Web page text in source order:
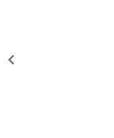
keyboard_arrow_left